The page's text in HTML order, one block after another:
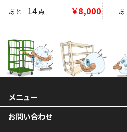
あと 14点 ￥8,000
メニュー
お問い合わせ